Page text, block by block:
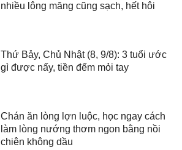
nhiều lông măng cũng sạch, hết hôi
Thứ Bảy, Chủ Nhật (8, 9/8): 3 tuổi ước
gì được nấy, tiền đếm mỏi tay
Chán ăn lòng lợn luộc, học ngay cách
làm lòng nướng thơm ngon bằng nồi
chiên không dầu